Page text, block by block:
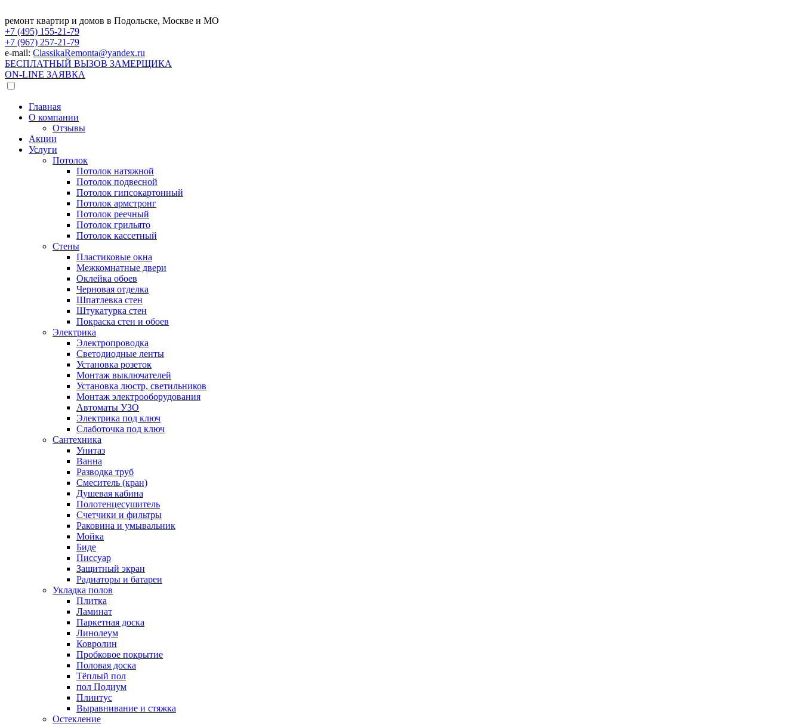
ремонт квартир и домов в Подольске, Москве и МО
+7 (495) 155-21-79
+7 (967) 257-21-79
e-mail: ClassikaRemonta@yandex.ru
БЕСПЛАТНЫЙ ВЫЗОВ ЗАМЕРЩИКА
ON-LINE ЗАЯВКА
Главная
О компании
Отзывы
Акции
Услуги
Потолок
Потолок натяжной
Потолок подвесной
Потолок гипсокартонный
Потолок армстронг
Потолок реечный
Потолок грильято
Потолок кассетный
Стены
Пластиковые окна
Межкомнатные двери
Оклейка обоев
Черновая отделка
Шпатлевка стен
Штукатурка стен
Покраска стен и обоев
Электрика
Электропроводка
Светодиодные ленты
Установка розеток
Монтаж выключателей
Установка люстр, светильников
Монтаж электрооборудования
Автоматы УЗО
Электрика под ключ
Слаботочка под ключ
Сантехника
Унитаз
Ванна
Разводка труб
Смеситель (кран)
Душевая кабина
Полотенцесушитель
Счетчики и фильтры
Раковина и умывальник
Мойка
Биде
Писсуар
Защитный экран
Радиаторы и батареи
Укладка полов
Плитка
Ламинат
Паркетная доска
Линолеум
Ковролин
Пробковое покрытие
Половая доска
Тёплый пол
пол Подиум
Плинтус
Выравнивание и стяжка
Остекление